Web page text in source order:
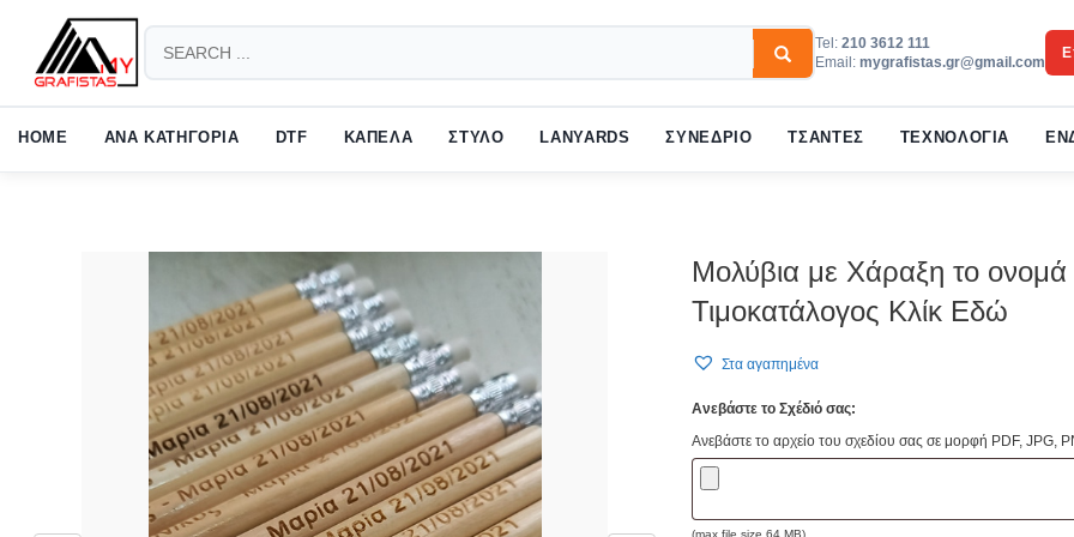
HOW TO SHOP
1 Login or create new account.
If you still have problems, please let us know, by sending an email to support@website.com . Thank you!
Tel:210 3612 111
Email:mygrafistas.gr@gmail.com
HOME ΑΝΑ ΚΑΤΗΓΟΡΙΑ DTF ΚΑΠΕΛΑ ΣΤΥΛΟ LANYARDS ΣΥΝΕΔΡΙΟ ΤΣΑΝΤΕΣ ΤΕΧΝΟΛΟΓΙΑ
Μολύβια με Χάραξη το
Τιμοκατάλογος Κλίκ Εδώ
Στα αγαπημένα
Ανεβάστε το Σχέδιό σας:
Ανεβάστε το αρχείο του σχεδίου σας σε μορφή PDF, JPG,
(max file size 64 MB)